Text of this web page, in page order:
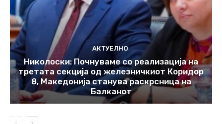
АКТУЕЛНО
Николоски: Почнуваме со реализација на
третата секција од железничкиот Коридор
8, Македонија станува раскрсница на
Балканот